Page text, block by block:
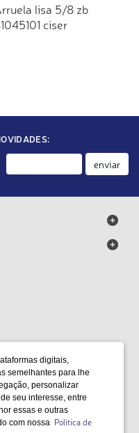
digitais,
semelhantes para lhe
personalizar
seu interesse, entre
essas e outras
com nossa Política de
lisa 5/8 zb
ciser
enviar